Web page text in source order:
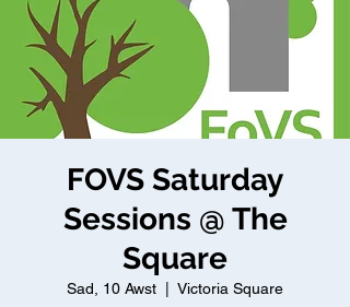
FOVS Saturday
Sessions @ The
Square
Sad, 10 Awst Victoria Square